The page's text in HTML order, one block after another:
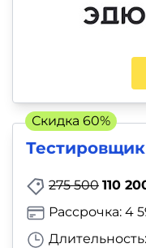
275 500 110
Длительность:
Рассрочка: 4
Скидка 60%
Тесты
на